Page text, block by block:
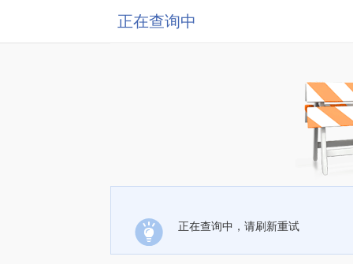
正在查询中
正在查询中，请刷新重试